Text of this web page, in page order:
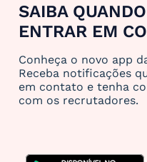
SAIBA
ENTRAR EM
Conheça o novo app
Receba notificações
em contato e tenha
com os recrutadores.